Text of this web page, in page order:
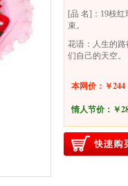
[品 名]：19枝
束。
花语：人生的
们自己的天空。
本网价：￥244
情人节价： ￥